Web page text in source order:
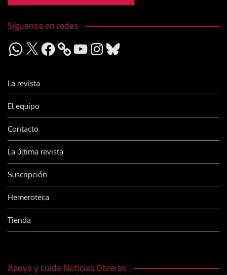
Síguenos en redes
WhatsApp
X Facebook YouTubeInstagram
Bluesky
La revista
El equipo
Contacto
La última revista
Suscripción
Hemeroteca
Tienda
Apoya y cuida Noticias Obreras